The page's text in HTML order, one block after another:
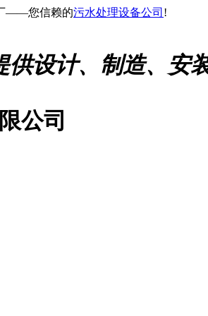
——您信赖的污水处理设备公司 !
供设计、制造、安